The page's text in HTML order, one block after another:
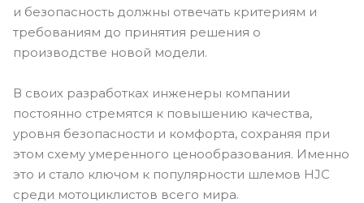
и безопасность должны отвечать критериям и
требованиям до принятия решения о
производстве новой модели.
В своих разработках инженеры компании
постоянно стремятся к повышению качества,
уровня безопасности и комфорта, сохраняя при
этом схему умеренного ценообразования. Именно
это и стало ключом к популярности шлемов HJC
среди мотоциклистов всего мира.